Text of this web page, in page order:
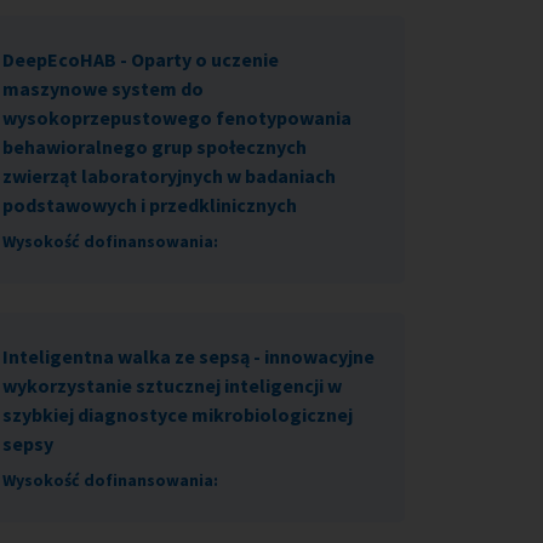
DeepEcoHAB - Oparty o uczenie
maszynowe system do
wysokoprzepustowego fenotypowania
behawioralnego grup społecznych
zwierząt laboratoryjnych w badaniach
podstawowych i przedklinicznych
Wysokość dofinansowania:
Inteligentna walka ze sepsą - innowacyjne
wykorzystanie sztucznej inteligencji w
szybkiej diagnostyce mikrobiologicznej
sepsy
Wysokość dofinansowania: